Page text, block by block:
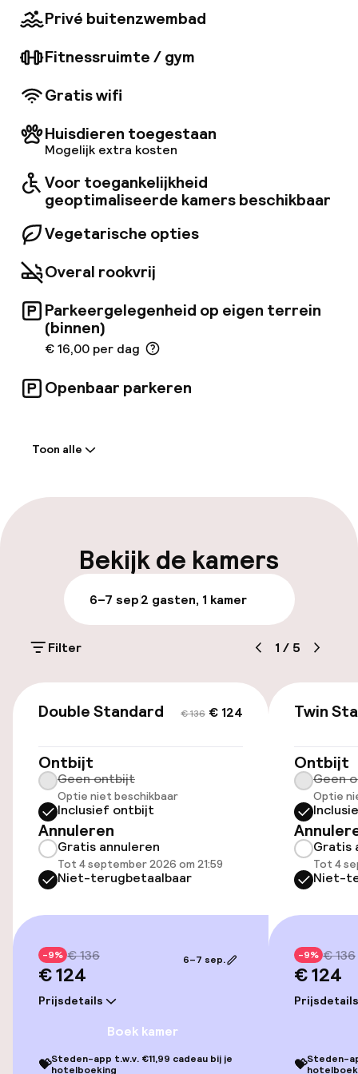
gebruikmaken van het business center en
genieten van een maaltijd in het elegante
serveert. Van april tot oktober biedt het hotel
boottocht op de rivier de Wisla voor ongeveer
€4, 50 per persoon.
Privé buitenzwembad
Fitnessruimte / gym
Gratis wifi
Huisdieren toegestaan
Mogelijk extra kosten
Voor toegankelijkheid
geoptimaliseerde kamers beschikbaar
Vegetarische opties
Overal rookvrij
Parkeergelegenheid op eigen terrein
(binnen)
€ 16,00 per dag
Openbaar parkeren
Laat uitchecken mogelijk
Bagageruimte
Parkeren & mobiliteit
(buiten)
Gratis parkeren
(binnen)
€ 16,00 per dag
Openbaar parkeren
Luchthavenshuttle
Fietsen beschikbaar
Toegankelijkheid
Toon alle
Bekijk de kamers
6–7 sep2 gasten, 1 kamer
Filter 1 / 5
€ 136 € 124
Double Standard
Ontbijt
Geen ontbijt
Optie niet beschikbaar
Inclusief ontbijt
Annuleren
Gratis annuleren
Tot 4 september 2026 om 21:59
Niet-terugbetaalbaar
-9% € 136
€ 124
Prijsdetails
6–7 sep.
Boek kamer
💝Steden-app t.w.v. €11,99 cadeau bij je
hotelboeking
Twin
Ontbijt
Geen
Optie
Gratis
Tot 4
Niet-
-9% € 136
€ 124
Prijsdetails
💝Steden-